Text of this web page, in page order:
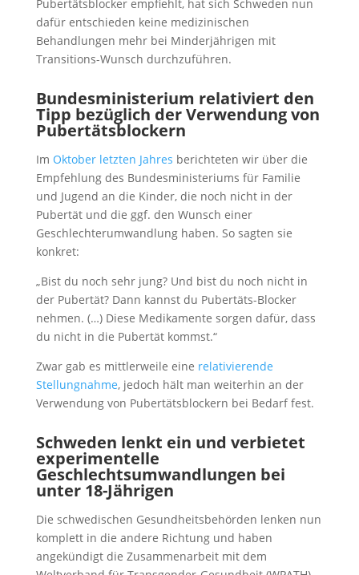
Pubertätsblocker empfiehlt, hat sich Schweden nun
dafür entschieden keine medizinischen
Behandlungen mehr bei Minderjährigen mit
Transitions-Wunsch durchzuführen.
Bundesministerium relativiert den
Tipp bezüglich der Verwendung von
Pubertätsblockern
Im Oktober letzten Jahres berichteten wir über die
Empfehlung des Bundesministeriums für Familie
und Jugend an die Kinder, die noch nicht in der
Pubertät und die ggf. den Wunsch einer
Geschlechterumwandlung haben. So sagten sie
konkret:
„Bist du noch sehr jung? Und bist du noch nicht in
der Pubertät? Dann kannst du Pubertäts-Blocker
nehmen. (…) Diese Medikamente sorgen dafür, dass
du nicht in die Pubertät kommst.“
Zwar gab es mittlerweile eine relativierende
Stellungnahme, jedoch hält man weiterhin an der
Verwendung von Pubertätsblockern bei Bedarf fest.
Schweden lenkt ein und verbietet
experimentelle
Geschlechtsumwandlungen bei
unter 18-Jährigen
Die schwedischen Gesundheitsbehörden lenken nun
komplett in die andere Richtung und haben
angekündigt die Zusammenarbeit mit dem